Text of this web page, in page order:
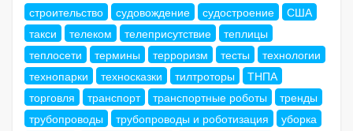
строительство
судовождение судостроение
США
такси
телеком телеприсутствие
теплицы
теплосети
термины терроризм тесты
технологии
технопарки
техносказки тилтроторы
ТНПА
торговля
транспорт транспортные роботы
тренды
трубопроводы
трубопроводы и роботизация
уборка